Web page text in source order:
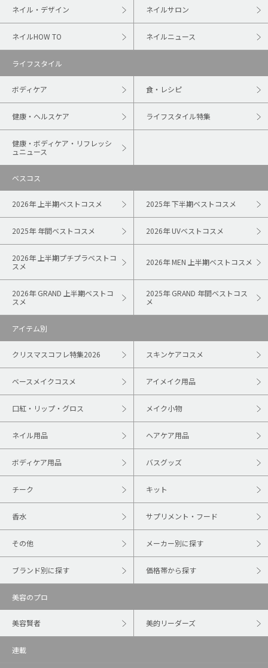
ネイル・デザイン ネイルサロン
ネイルHOW TO ネイルニュース
ライフスタイル
ボディケア 食・レシピ
健康・ヘルスケア ライフスタイル特集
健康・ボディケア・リフレッシ
ュニュース
ベスコス
2026年 上半期ベストコスメ 2025年 下半期ベストコスメ
2025年 年間ベストコスメ 2026年 UVベストコスメ
2026年 上半期プチプラベストコ
スメ
2026年 MEN 上半期ベストコスメ
2026年 GRAND 上半期ベストコ
スメ
2025年 GRAND 年間ベストコス
メ
アイテム別
クリスマスコフレ特集2026 スキンケアコスメ
ベースメイクコスメ アイメイク用品
口紅・リップ・グロス メイク小物
ネイル用品 ヘアケア用品
ボディケア用品 バスグッズ
チーク キット
香水 サプリメント・フード
その他 メーカー別に探す
ブランド別に探す 価格帯から探す
美容のプロ
美容賢者 美的リーダーズ
連載